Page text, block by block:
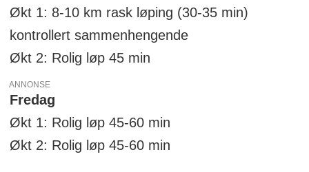
Økt 1: 8-10 km rask løping (30-35 min)
kontrollert sammenhengende
Økt 2: Rolig løp 45 min
ANNONSE
Fredag
Økt 1: Rolig løp 45-60 min
Økt 2: Rolig løp 45-60 min